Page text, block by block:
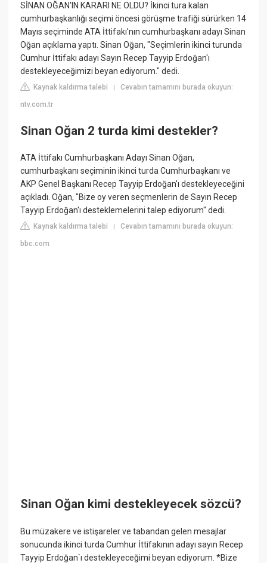
SİNAN OĞAN'IN KARARI NE OLDU? İkinci tura kalan
cumhurbaşkanlığı seçimi öncesi görüşme trafiği sürürken 14
Mayıs seçiminde ATA İttifakı'nın cumhurbaşkanı adayı Sinan
Oğan açıklama yaptı. Sinan Oğan, "Seçimlerin ikinci turunda
Cumhur İttifakı adayı Sayın Recep Tayyip Erdoğan'ı
destekleyeceğimizi beyan ediyorum." dedi.
Kaynak kaldırma talebi |Cevabın tamamını burada okuyun:
ntv.com.tr
Sinan Oğan 2 turda kimi destekler?
ATA İttifakı Cumhurbaşkanı Adayı Sinan Oğan,
cumhurbaşkanı seçiminin ikinci turda Cumhurbaşkanı ve
AKP Genel Başkanı Recep Tayyip Erdoğan'ı destekleyeceğini
açıkladı. Oğan, "Bize oy veren seçmenlerin de Sayın Recep
Tayyip Erdoğan'ı desteklemelerini talep ediyorum" dedi.
Kaynak kaldırma talebi |Cevabın tamamını burada okuyun:
bbc.com
Sinan Oğan kimi destekleyecek sözcü?
Bu müzakere ve istişareler ve tabandan gelen mesajlar
sonucunda ikinci turda Cumhur İttifakının adayı sayın Recep
Tayyip Erdoğan`ı destekleyeceğimi beyan ediyorum. *Bize